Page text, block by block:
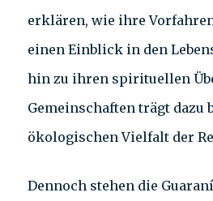
erklären, wie ihre
einen Einblick in den
hin zu ihren spirituellen
Gemeinschaften trägt
ökologischen Vielfalt der
Dennoch stehen die